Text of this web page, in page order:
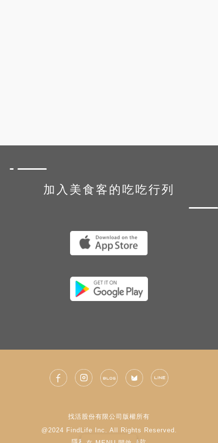
加入美食客的吃吃行列
找活股份有限公司版權所有
@2024 FindLife Inc. All Rights Reserved.